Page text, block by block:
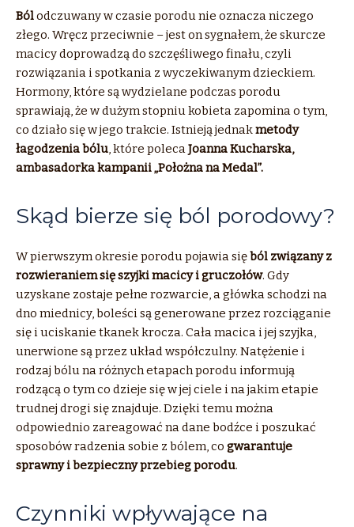
Bólodczuwany w czasie porodu nie oznacza niczego
złego. Wręcz przeciwnie – jest on sygnałem, że skurcze
macicy doprowadzą do szczęśliwego finału, czyli
rozwiązania i spotkania z wyczekiwanym dzieckiem.
Hormony, które są wydzielane podczas porodu
sprawiają, że w dużym stopniu kobieta zapomina o tym,
co działo się w jego trakcie. Istnieją jednakmetody
łagodzenia bólu, które polecaJoanna Kucharska,
ambasadorka kampanii „Położna na Medal”.
Skąd bierze się ból porodowy?
W pierwszym okresie porodu pojawia sięból związany z
rozwieraniem się szyjki macicy i gruczołów. Gdy
uzyskane zostaje pełne rozwarcie, a główka schodzi na
dno miednicy, boleści są generowane przez rozciąganie
się i uciskanie tkanek krocza. Cała macica i jej szyjka,
unerwione są przez układ współczulny. Natężenie i
rodzaj bólu na różnych etapach porodu informują
rodzącą o tym co dzieje się w jej ciele i na jakim etapie
trudnej drogi się znajduje. Dzięki temu można
odpowiednio zareagować na dane bodźce i poszukać
sposobów radzenia sobie z bólem, co gwarantuje
sprawny i bezpieczny przebieg porodu.
Czynniki wpływające na